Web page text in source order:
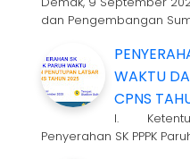
dan Pengembangan
WAKTU
CPNS
I.
Penyerahan SK